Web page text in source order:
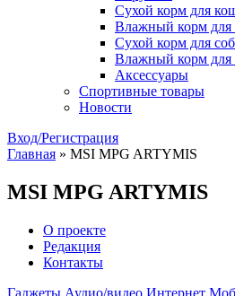
Сухой корм для
Влажный корм для
Сухой корм для
Влажный корм для
Аксессуары
Спортивные товары
Новости
Вход/Регистрация
Главная » MSI MPG ARTYMIS
MSI MPG ARTYMIS
О проекте
Редакция
Контакты
Гаджеты Аудио/видео Интернет